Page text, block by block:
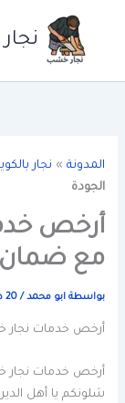
المحتوى
المدونة » نجار
الجودة
أرخص
مع ضمان
بواسطة ابو محمد/20 ديسمبر، 2024
أرخص خدمات نجار
أرخص خدمات نجار
شلونكم يا أهل